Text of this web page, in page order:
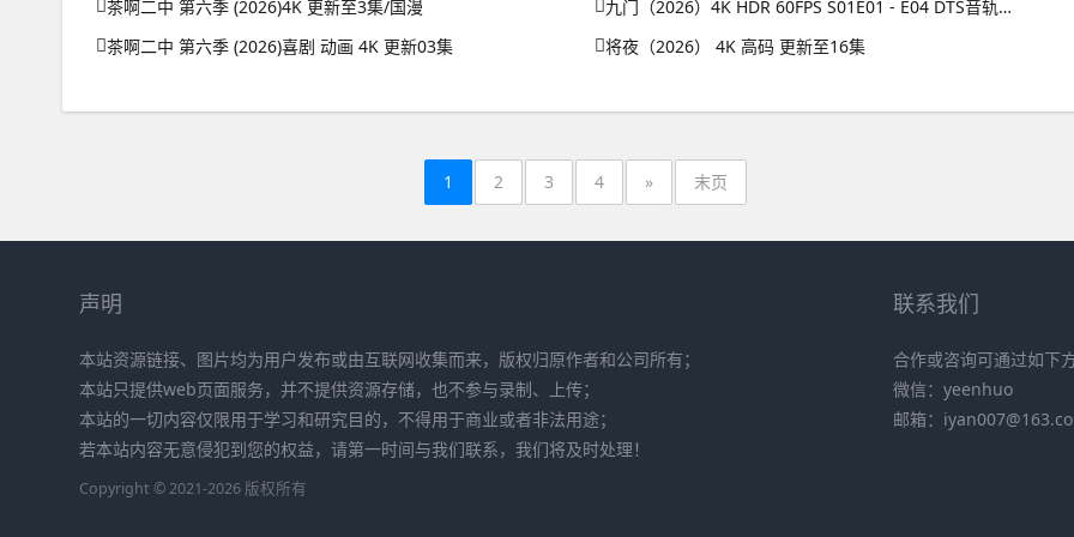
茶啊二中 第六季 (2026)4K 更新至3集/国漫
茶啊二中 第六季 (2026)喜剧 动画 4K 更新03集
九门（2026）4K HDR 60FPS S01E01 - E04 DTS音轨 HiveWeb
将夜（2026） 4K 高码 更新至16集
1 2 3 4 » 末页
声明
本站资源链接、图片均为用户发布或由互联网收集而来，版权归原作者和公司所有；
本站只提供web页面服务，并不提供资源存储，也不参与录制、上传；
本站的一切内容仅限用于学习和研究目的，不得用于商业或者非法用途；
若本站内容无意侵犯到您的权益，请第一时间与我们联系，我们将及时处理！
Copyright © 2021-2026 版权所有
联系我们
合作或咨询可通过如下方
微信：yeenhuo
邮箱：